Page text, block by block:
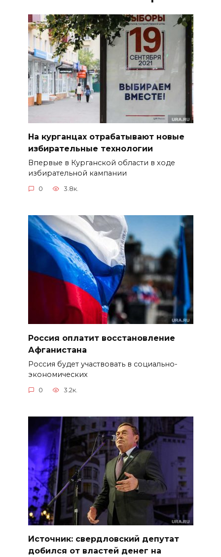
На курганцах отрабатывают новые
избирательные технологии
Впервые в Курганской области в ходе
избирательной кампании
0 3.8к.
Россия оплатит восстановление
Афганистана
Россия будет участвовать в социально-
экономических
0 3.2к.
Источник: свердловский депутат
добился от властей денег на